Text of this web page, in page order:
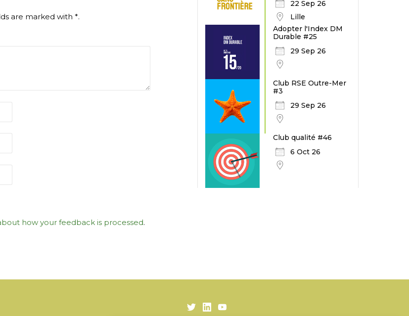
are marked with *.
how your feedback is processed.
22 Sep 26
Lille
Adopter l'Index DM
Durable #25
29 Sep 26
Club RSE Outre-Mer
#3
29 Sep 26
Club qualité #46
6 Oct 26
TwitterLinkedIn
Youtube